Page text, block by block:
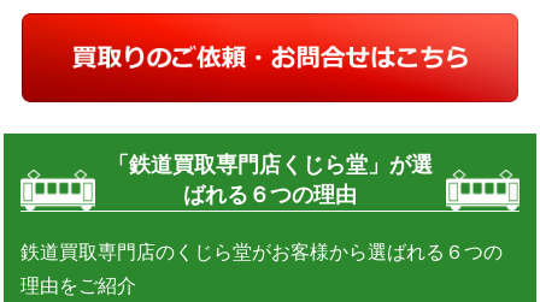
「鉄道買取専門店くじら堂」が選
ばれる６つの理由
鉄道買取専門店のくじら堂がお客様から選ばれる６つの
理由をご紹介